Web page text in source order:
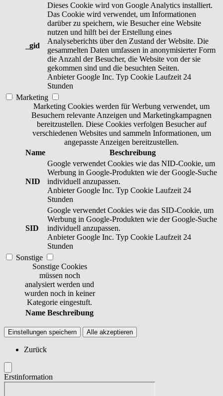
_gid
Dieses Cookie wird von Google Analytics installiert.
Das Cookie wird verwendet, um Informationen
darüber zu speichern, wie Besucher eine Website
nutzen und hilft bei der Erstellung eines
Analyseberichts über den Zustand der Website. Die
gesammelten Daten umfassen in anonymisierter Form
die Anzahl der Besucher, die Website von der sie
gekommen sind und die besuchten Seiten.
Anbieter Google Inc. Typ Cookie Laufzeit 24
Stunden
Marketing
Marketing Cookies werden für Werbung verwendet, um
Besuchern relevante Anzeigen und Marketingkampagnen
bereitzustellen. Diese Cookies verfolgen Besucher auf
verschiedenen Websites und sammeln Informationen, um
angepasste Anzeigen bereitzustellen.
Name
Beschreibung
NID
Google verwendet Cookies wie das NID-Cookie, um
Werbung in Google-Produkten wie der Google-Suche
individuell anzupassen.
Anbieter Google Inc. Typ Cookie Laufzeit 24
Stunden
SID
Google verwendet Cookies wie das SID-Cookie, um
Werbung in Google-Produkten wie der Google-Suche
individuell anzupassen.
Anbieter Google Inc. Typ Cookie Laufzeit 24
Stunden
Sonstige
Sonstige Cookies
müssen noch
analysiert werden und
wurden noch in keiner
Kategorie eingestuft.
Name Beschreibung
Einstellungen speichern Alle akzeptieren
Zurück
Erstinformation